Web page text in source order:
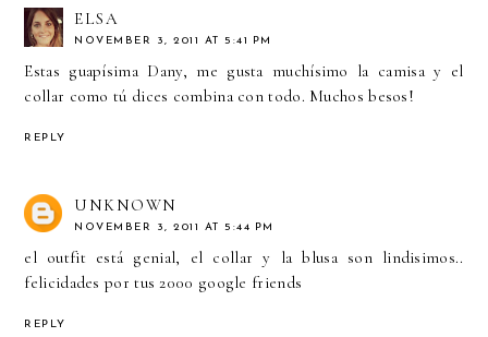
ELSA
NOVEMBER 3, 2011 AT 5:41 PM
Estas guapísima Dany, me gusta muchísimo la camisa y el
collar como tú dices combina con todo. Muchos besos!
REPLY
UNKNOWN
NOVEMBER 3, 2011 AT 5:44 PM
el outfit está genial, el collar y la blusa son lindisimos..
felicidades por tus 2000 google friends
REPLY